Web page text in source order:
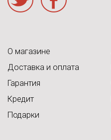
О магазине
Доставка и оплата
Гарантия
Кредит
Подарки